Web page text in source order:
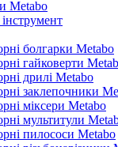
Metabo
болгарки Metabo
гайковерти
дрилі Metabo
заклепочники
міксери Metabo
мультитули
пилососи Metabo